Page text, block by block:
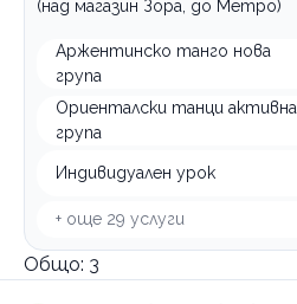
(над магазин Зора, до Метро)
Аржентинско танго нова
група
Ориенталски танци активна
група
Индивидуален урок
+ още 29 услуги
Общо: 3